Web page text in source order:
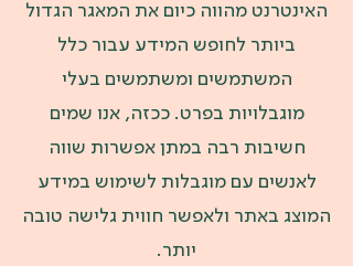
האינטרנט מהווה כיום את המאגר הגדול
ביותר לחופש המידע עבור כלל
המשתמשים ומשתמשים בעלי
מוגבלויות בפרט. ככזה, אנו שמים
חשיבות רבה במתן אפשרות שווה
לאנשים עם מוגבלות לשימוש במידע
המוצג באתר ולאפשר חווית גלישה טובה
יותר.